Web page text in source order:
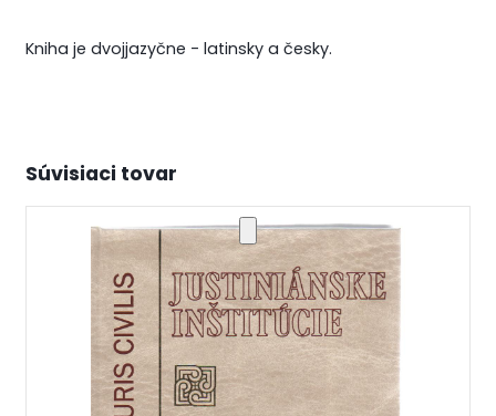
Kniha je dvojjazyčne - latinsky a česky.
Súvisiaci tovar